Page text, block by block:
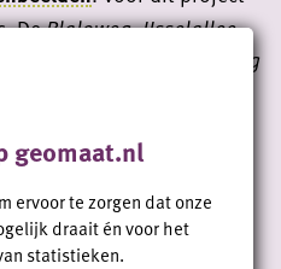
DeBlaloweg,IJsselallee,
Spoolderbergweg
omdat de iconische
Zwolle binnen dit gebied
over de Ijsselallee in
ongetwijfeld wel
van de
geomaat.nl
ervoor te zorgen dat onze
draait én voor het
statistieken.